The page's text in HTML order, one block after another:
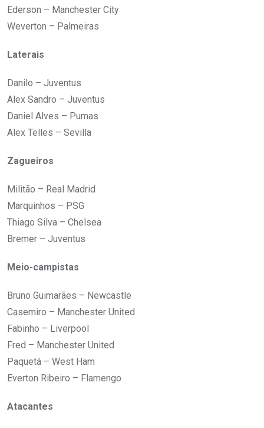
Ederson – Manchester City
Weverton – Palmeiras
Laterais
Danilo – Juventus
Alex Sandro – Juventus
Daniel Alves – Pumas
Alex Telles – Sevilla
Zagueiros
Militão – Real Madrid
Marquinhos – PSG
Thiago Silva – Chelsea
Bremer – Juventus
Meio-campistas
Bruno Guimarães – Newcastle
Casemiro – Manchester United
Fabinho – Liverpool
Fred – Manchester United
Paquetá – West Ham
Everton Ribeiro – Flamengo
Atacantes